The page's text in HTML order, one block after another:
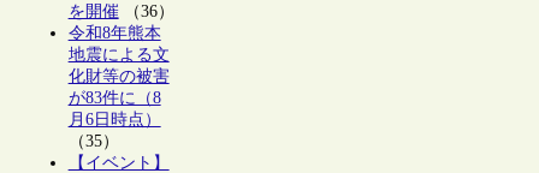
を開催（36）
令和8年熊本
地震による文
化財等の被害
が83件に（8
月6日時点）
（35）
【イベント】